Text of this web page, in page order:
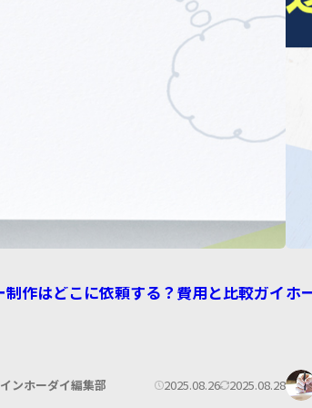
制作はどこに依頼する？費用と比較ガイ
ンホーダイ編集部
公2025.08.26更2025.08.28
ホ
著
者: